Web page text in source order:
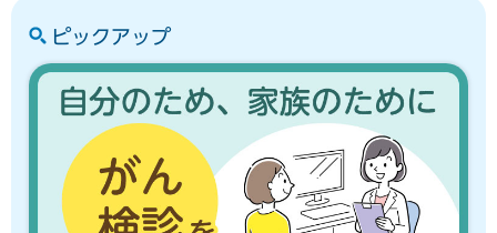
ピックアップ